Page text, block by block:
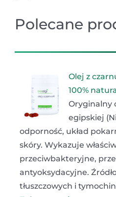
Polecane
Olej z
100%
Oryginalny
egipskiej
odporność, układ
skóry. Wykazuje
przeciwbakteryjne,
antyoksydacyjne.
tłuszczowych i